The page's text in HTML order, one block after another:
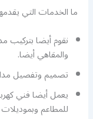
ما الخدمات التي
نقوم أيضا بتركيب
والمقاهي أيضا.
تصميم وتفصيل
يعمل أيضا فني
للمطاعم